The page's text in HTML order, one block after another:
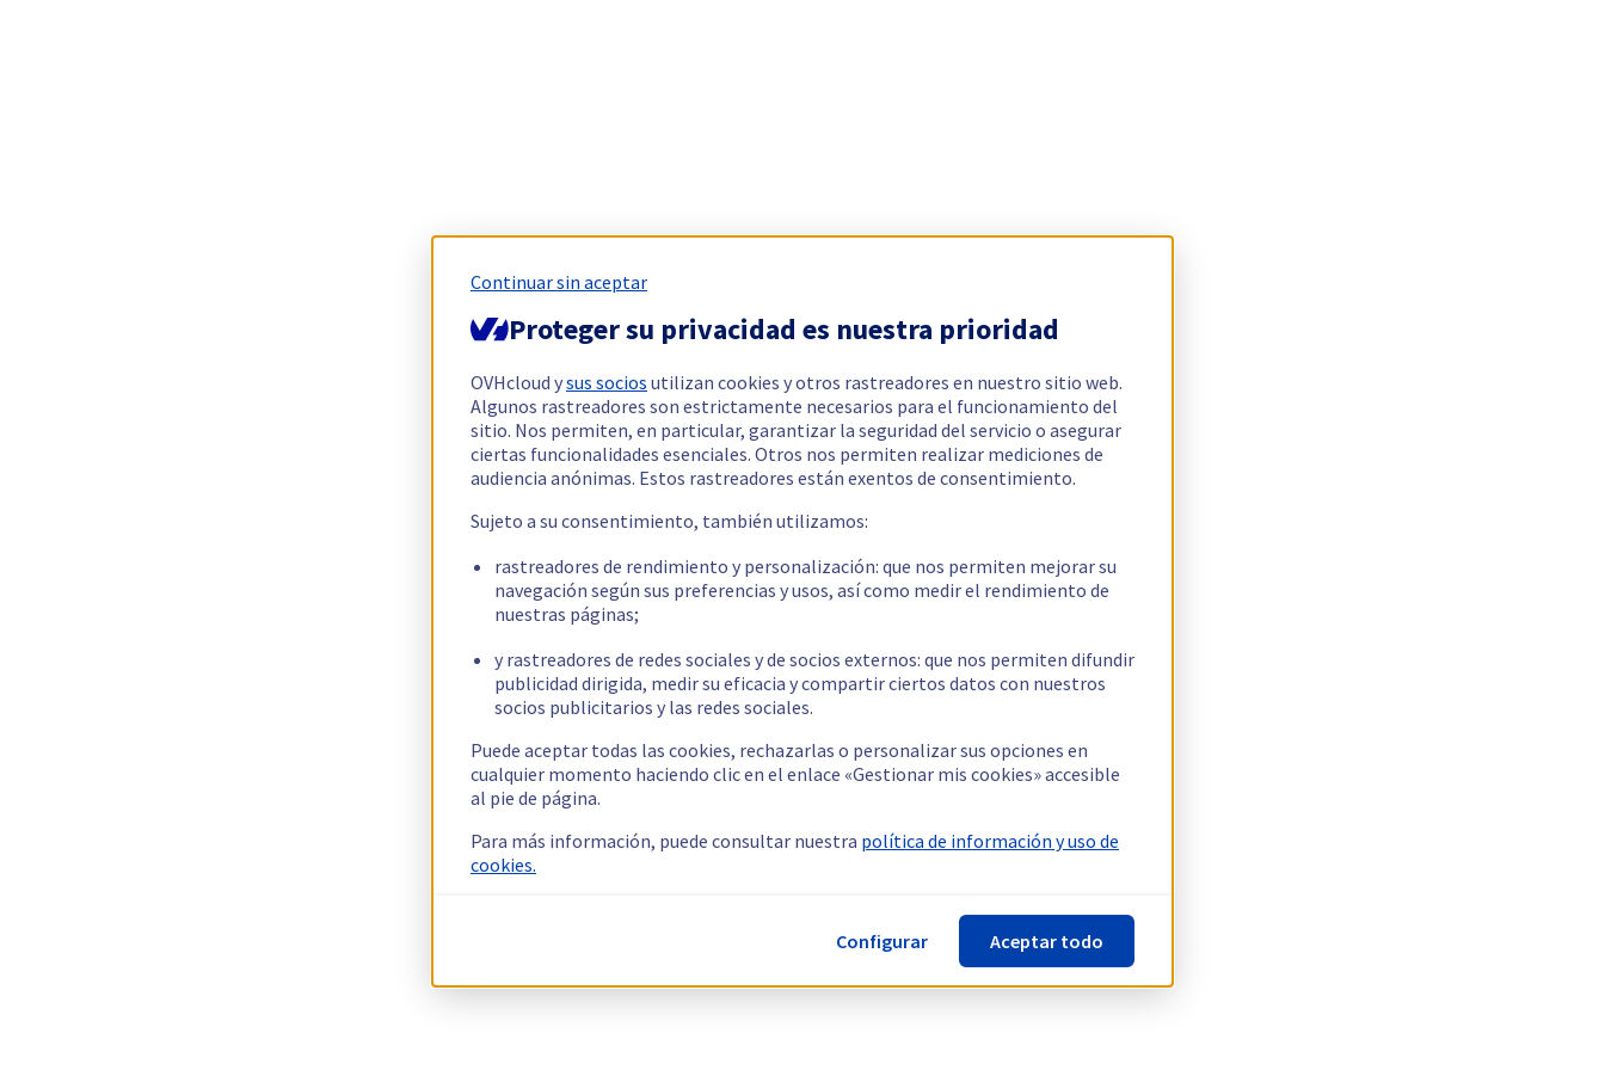
Continuar sin aceptar
Proteger su privacidad es nuestra prioridad
OVHcloud ysus socios utilizan cookies y otros rastreadores en nuestro sitio web.
Algunos rastreadores son estrictamente necesarios para el funcionamiento del
sitio. Nos permiten, en particular, garantizar la seguridad del servicio o asegurar
ciertas funcionalidades esenciales. Otros nos permiten realizar mediciones de
audiencia anónimas. Estos rastreadores están exentos de consentimiento.
Sujeto a su consentimiento, también utilizamos:
rastreadores de rendimiento y personalización: que nos permiten mejorar su
navegación según sus preferencias y usos, así como medir el rendimiento de
nuestras páginas;
y rastreadores de redes sociales y de socios externos: que nos permiten difundir
publicidad dirigida, medir su eficacia y compartir ciertos datos con nuestros
socios publicitarios y las redes sociales.
Puede aceptar todas las cookies, rechazarlas o personalizar sus opciones en
cualquier momento haciendo clic en el enlace «Gestionar mis cookies» accesible
al pie de página.
Para más información, puede consultar nuestra política de información y uso de
cookies.
Configurar Aceptar todo